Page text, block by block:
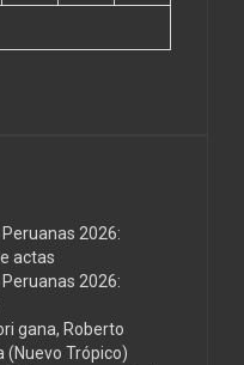
2026:
actas
2026:
gana, Roberto
(Nuevo Trópico)